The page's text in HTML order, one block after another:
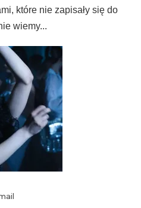
które nie zapisały się do
wiemy...